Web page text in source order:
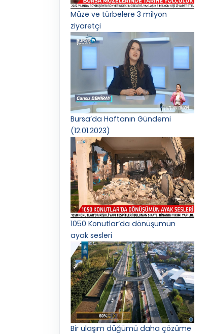
Müze ve türbelere 3 milyon
ziyaretçi
Bursa’da Haftanın Gündemi
(12.01.2023)
1050 Konutlar’da dönüşümün
ayak sesleri
Bir ulaşım düğümü daha çözüme